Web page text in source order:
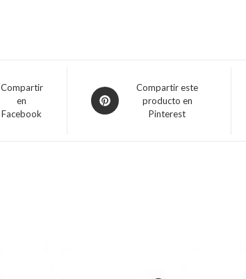
Compartir
en
Facebook
Compartir este
producto en
Pinterest